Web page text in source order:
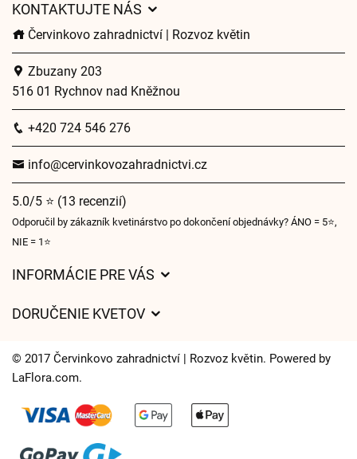
KONTAKTUJTE NÁS
Červinkovo zahradnictví | Rozvoz květin
Zbuzany 203
516 01 Rychnov nad Kněžnou
+420 724 546 276
info@cervinkovozahradnictvi.cz
5.0/5 ⭐ (13 recenzií)
Odporučil by zákazník kvetinárstvo po dokončení objednávky? ÁNO = 5⭐,
NIE = 1⭐
INFORMÁCIE PRE VÁS
Časy doručenia kvetov – prehľad možností
DORUČENIE KVETOV
Kam doručujeme kvety
Kontaktujte nás
© 2017 Červinkovo zahradnictví | Rozvoz květin. Powered by
LaFlora.com.